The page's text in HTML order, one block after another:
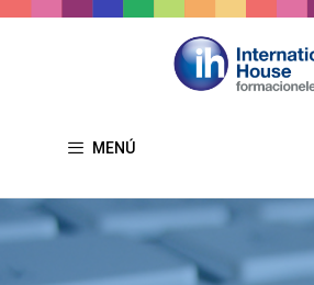
Saltar
MENÚ